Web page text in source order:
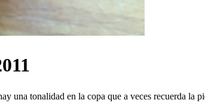
una tonalidad en la copa que a veces recuerda la